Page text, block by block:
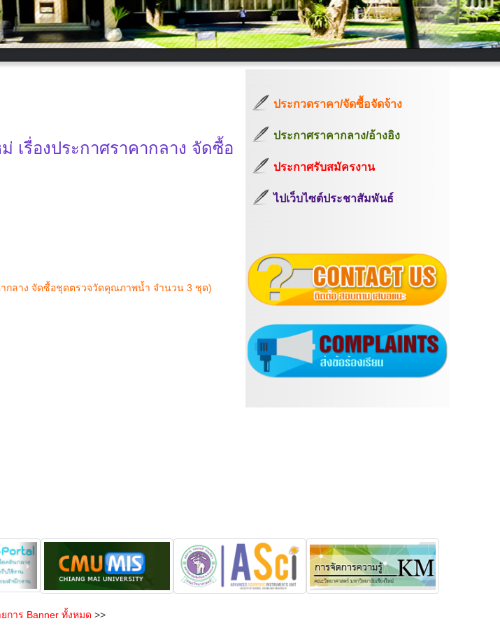
เรื่องประกาศราคากลาง จัดซื้อ
ากลาง จัดซื้อชุดตรวจวัดคุณภาพน้ำ จำนวน 3 ชุด)
ประกวดราคา/จัดซื้อจัดจ้าง
ประกาศราคากลาง/อ้างอิง
ประกาศรับสมัครงาน
ไปเว็บไซต์ประชาสัมพันธ์
การ Banner ทั้งหมด >>